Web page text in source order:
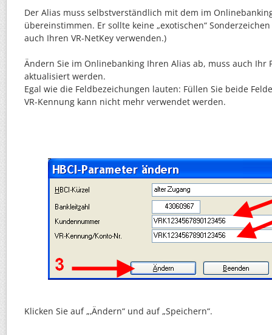
Der Alias muss selbstverständlich mit dem im
übereinstimmen. Er sollte keine „exotischen“
auch Ihren VR-NetKey verwenden.)
Ändern Sie im Onlinebanking Ihren Alias ab, muss auch Ihr
aktualisiert werden.
Egal wie die Feldbezeichungen lauten: Füllen Sie beide
VR-Kennung kann nicht mehr verwendet werden.
Klicken Sie auf „‚Ändern“ und auf „Speichern“.